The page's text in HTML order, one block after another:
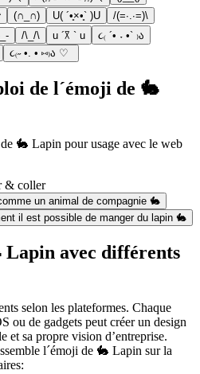
(∩_∩) U( ´•̥×•̥` )U
/(=∙.∙=)\
/\_/\ u ´꓃ ` u
૮₍ ´• ˕ •` ₎ა
૮₍˶ •. • ⑅₎ა ♡
de l´émoji de 🐇
🐇 Lapin pour usage avec le web
& coller
un animal de compagnie 🐇
il est possible de manger du lapin 🐇
Lapin avec différents
selon les plateformes. Chaque
ou de gadgets peut créer un design
et sa propre vision d’entreprise.
l´émoji de 🐇 Lapin sur la